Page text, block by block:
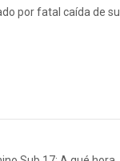
por fatal caída de su